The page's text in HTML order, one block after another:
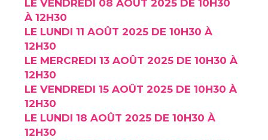
LE VENDREDI 08 AOÛT 2025 DE 10H30
À 12H30
LE LUNDI 11 AOÛT 2025 DE 10H30 À
12H30
LE MERCREDI 13 AOÛT 2025 DE 10H30 À
12H30
LE VENDREDI 15 AOÛT 2025 DE 10H30 À
12H30
LE LUNDI 18 AOÛT 2025 DE 10H30 À
12H30